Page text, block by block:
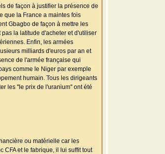
de façon à justifier la présence de
que la France a maintes fois
Gbagbo de façon à mettre les
la latitude d'acheter et d'utiliser
Enfin, les armées
milliards d'euros par an et
de l'armée française qui
comme le Niger par exemple
humain. Tous les dirigeants
les ''le prix de l'uranium'' ont été
ou matérielle car les
CFA et le fabrique, il lui suffit tout